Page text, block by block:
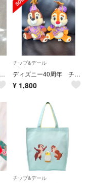
ピンバッジ チップのピンバッジ
チップ&デール
ディズニー40周年 チップ&デールキーホルダー
¥ 1,800
チップ&デール